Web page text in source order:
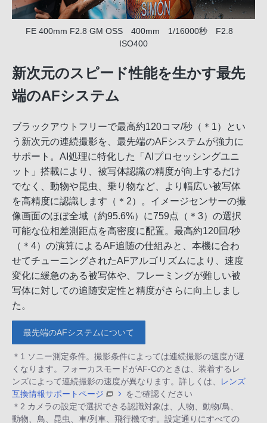
FE 400mm F2.8 GM OSS 400mm 1/16000秒 F2.8
ISO400
新次元のスピード性能を生かす最先
端のAFシステム
ブラックアウトフリーで最高約120コマ/秒（＊1）とい
う新次元の連続撮影を、最先端のAFシステムが強力に
サポート。AI処理に特化した「AIプロセッシングユニ
ット」搭載により、被写体認識の精度が向上するだけ
でなく、動物や昆虫、乗り物など、より幅広い被写体
を高精度に認識します（＊2）。イメージセンサーの撮
像画面のほぼ全域（約95.6%）に759点（＊3）の選択
可能な位相差測距点を高密度に配置。最高約120回/秒
（＊4）の演算によるAF追随の仕組みと、本機に合わ
せてチューニングされたAFアルゴリズムにより、速度
変化に緩急のある被写体や、フレーミングが難しい被
写体に対しての追随安定性と精度がさらに向上しまし
た。
最先端のAFシステムについて
＊1 ソニー測定条件。撮影条件によっては連続撮影の速度が遅
くなります。フォーカスモードがAF-Cのときは、装着するレ
ンズによって連続撮影の速度が異なります。詳しくは、
レンズ
互換情報サポートページ
をご確認ください
＊2 カメラの設定で選択できる認識対象は、人物、動物/鳥、
動物、鳥、昆虫、車/列車、飛行機です。設定通りにすべての